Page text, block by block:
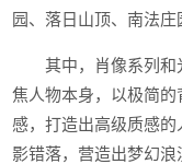
园、落日山顶、南法庄
其中，肖像系列
焦人物本身，以极简
感，打造出高级质感
影错落，营造出梦幻浪